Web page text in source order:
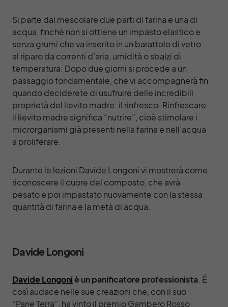
Si parte dal mescolare due parti di farina e una di
acqua, finchè non si ottiene un impasto elastico e
senza grumi che va inserito in un barattolo di vetro
al riparo da correnti d’aria, umidità o sbalzi di
temperatura. Dopo due giorni si procede a un
passaggio fondamentale, che vi accompagnerà fin
quando deciderete di usufruire delle incredibili
proprietà del lievito madre: il rinfresco. Rinfrescare
il lievito madre significa “nutrire”, cioè stimolare i
microrganismi già presenti nella farina e nell’acqua
a proliferare.
Durante le lezioni Davide Longoni vi mostrerà come
riconoscere il cuore del composto, che avrà
pesato e poi impastato nuovamente con la stessa
quantità di farina e la metà di acqua.
Davide Longoni
Davide Longoniè un panificatore professionista . É
così audace nelle sue creazioni che, con il suo
“Pane Terra”, ha vinto il premio Gambero Rosso